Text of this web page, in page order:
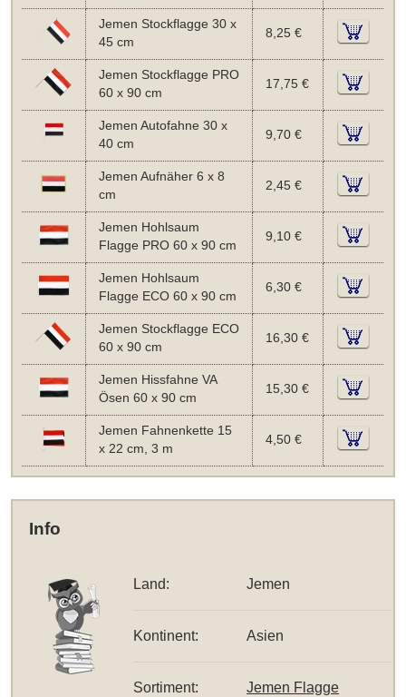
Jemen Stockflagge 30 x
45 cm
8,25 €
Jemen Stockflagge PRO
60 x 90 cm
17,75 €
Jemen Autofahne 30 x
40 cm
9,70 €
Jemen Aufnäher 6 x 8
cm
2,45 €
Jemen Hohlsaum
Flagge PRO 60 x 90 cm
9,10 €
Jemen Hohlsaum
Flagge ECO 60 x 90 cm
6,30 €
Jemen Stockflagge ECO
60 x 90 cm
16,30 €
Jemen Hissfahne VA
Ösen 60 x 90 cm
15,30 €
Jemen Fahnenkette 15
x 22 cm, 3 m
4,50 €
Info
Land: Jemen
Kontinent: Asien
Sortiment: Jemen Flagge